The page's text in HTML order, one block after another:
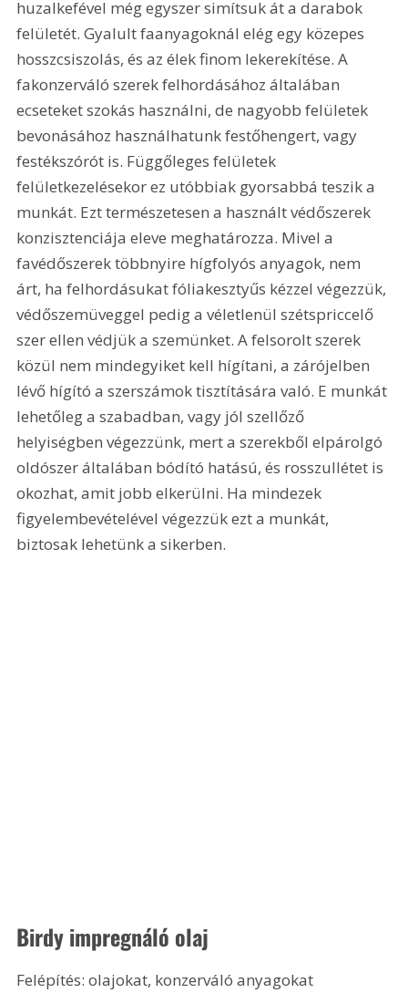
huzalkefével még egyszer simítsuk át a darabok
felületét. Gyalult faanyagoknál elég egy közepes
hosszcsiszolás, és az élek finom lekerekítése. A
fakonzerváló szerek felhordásához általában
ecseteket szokás használni, de nagyobb felületek
bevonásához használhatunk festőhengert, vagy
festékszórót is. Függőleges felületek
felületkezelésekor ez utóbbiak gyorsabbá teszik a
munkát. Ezt természetesen a használt védőszerek
konzisztenciája eleve meghatározza. Mivel a
favédőszerek többnyire hígfolyós anyagok, nem
árt, ha felhordásukat fóliakesztyűs kézzel végezzük,
védőszemüveggel pedig a véletlenül szétspriccelő
szer ellen védjük a szemünket. A felsorolt szerek
közül nem mindegyiket kell hígítani, a zárójelben
lévő hígító a szerszámok tisztítására való. E munkát
lehetőleg a szabadban, vagy jól szellőző
helyiségben végezzünk, mert a szerekből elpárolgó
oldószer általában bódító hatású, és rosszullétet is
okozhat, amit jobb elkerülni. Ha mindezek
figyelembevételével végezzük ezt a munkát,
biztosak lehetünk a sikerben.
Birdy impregnáló olaj
Felépítés: olajokat, konzerváló anyagokat